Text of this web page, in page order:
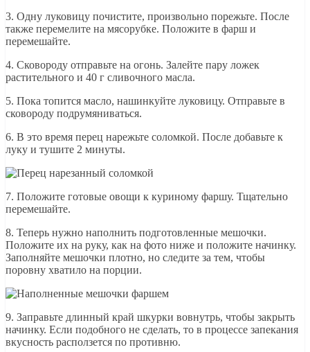
3. Одну луковицу почистите, произвольно порежьте. После
также перемелите на мясорубке. Положите в фарш и
перемешайте.
4. Сковороду отправьте на огонь. Залейте пару ложек
растительного и 40 г сливочного масла.
5. Пока топится масло, нашинкуйте луковицу. Отправьте в
сковороду подрумяниваться.
6. В это время перец нарежьте соломкой. После добавьте к
луку и тушите 2 минуты.
7. Положите готовые овощи к куриному фаршу. Тщательно
перемешайте.
8. Теперь нужно наполнить подготовленные мешочки.
Положите их на руку, как на фото ниже и положите начинку.
Заполняйте мешочки плотно, но следите за тем, чтобы
поровну хватило на порции.
9. Заправьте длинный край шкурки вовнутрь, чтобы закрыть
начинку. Если подобного не сделать, то в процессе запекания
вкусность расползется по противню.